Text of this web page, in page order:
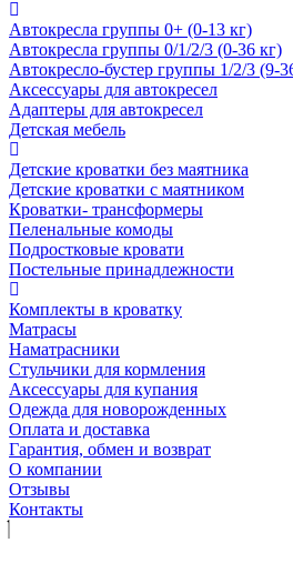
Автокресла группы 0+ (0-13 кг)
Автокресла группы 0/1/2/3 (0-36 кг)
Автокресло-бустер группы 1/2/3 (9-
Аксессуары для автокресел
Адаптеры для автокресел
Детская мебель
Детские кроватки без маятника
Детские кроватки с маятником
Кроватки- трансформеры
Пеленальные комоды
Подростковые кровати
Постельные принадлежности
Комплекты в кроватку
Матрасы
Наматрасники
Стульчики для кормления
Аксессуары для купания
Одежда для новорожденных
Оплата и доставка
Гарантия, обмен и возврат
О компании
Отзывы
Контакты